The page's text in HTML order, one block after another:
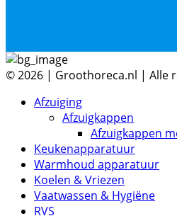
© 2026 | Groothoreca.nl | Alle
Afzuiging
Afzuigkappen
Afzuigkappen
Keukenapparatuur
Warmhoud apparatuur
Koelen & Vriezen
Vaatwassen & Hygiëne
RVS